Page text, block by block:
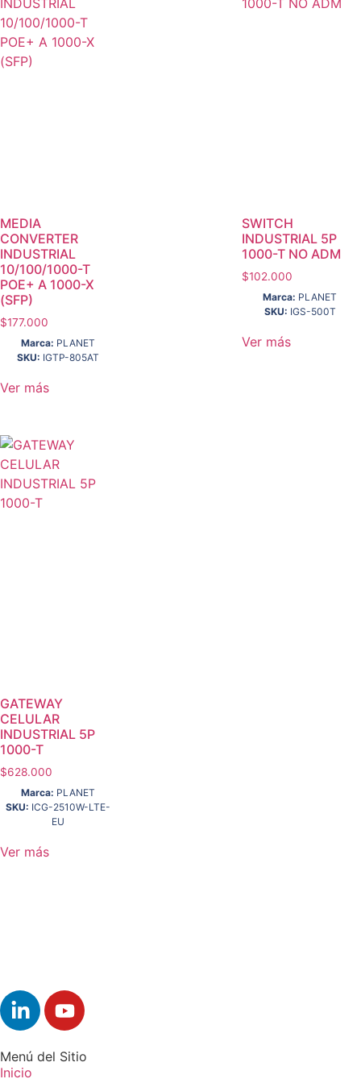
MEDIA
CONVERTER
INDUSTRIAL
10/100/1000-T
POE+ A 1000-X
(SFP)
$177.000
Marca: PLANET
SKU: IGTP-805AT
Ver más
SWITCH
INDUSTRIAL 5P
1000-T NO ADM
$102.000
Marca: PLANET
SKU: IGS-500T
Ver más
GATEWAY
CELULAR
INDUSTRIAL 5P
1000-T
$628.000
Marca: PLANET
SKU: ICG-2510W-LTE-
EU
Ver más
Menú del Sitio
Inicio